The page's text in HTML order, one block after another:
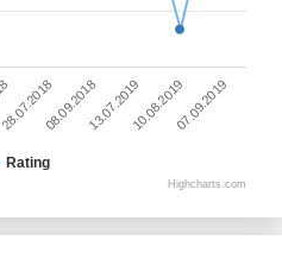
Rating
08.09.201813.07.201910.08.201907.09.2019
Highcharts.com